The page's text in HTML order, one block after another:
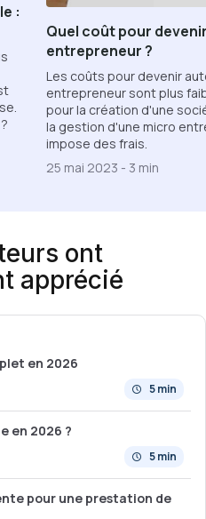
:
Quel coût pour
entrepreneur ?
Les coûts pour devenir
entrepreneur sont plus
pour la création d'une
la gestion d'une micro
impose des frais.
25 mai 2023 - 3 min
ont
apprécié
en 2026
5 min
en 2026 ?
5 min
pour une prestation de